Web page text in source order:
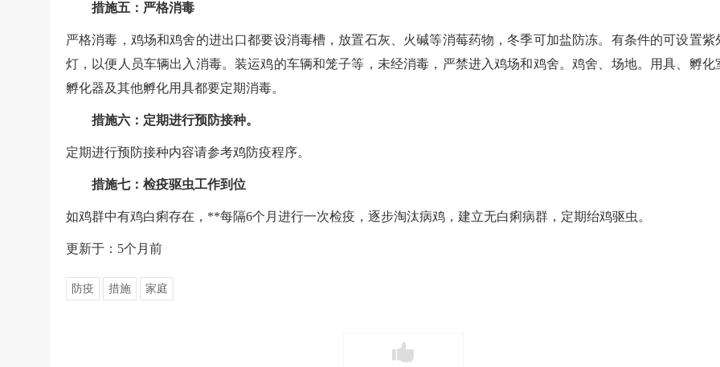
措施五：严格消毒
严格消毒，鸡场和鸡舍的进出口都要设消毒槽，放置石灰、火碱等消莓药物，冬季可加盐防冻。有条件的可设置紫
灯，以便人员车辆出入消毒。装运鸡的车辆和笼子等，未经消毒，严禁进入鸡场和鸡舍。鸡舍、场地。用具、孵化
孵化器及其他孵化用具都要定期消毒。
措施六：定期进行预防接种。
定期进行预防接种内容请参考鸡防疫程序。
措施七：检疫驱虫工作到位
如鸡群中有鸡白痢存在，**每隔6个月进行一次检疫，逐步淘汰病鸡，建立无白痢病群，定期绐鸡驱虫。
更新于：5个月前
防疫 措施 家庭